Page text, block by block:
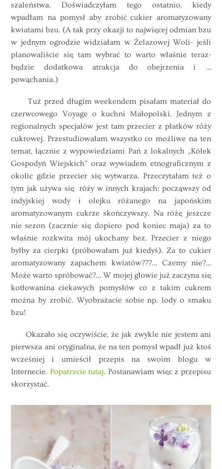
szaleństwa. Doświadczyłam tego ostatnio, kiedy
wpadłam na pomysł aby zrobić cukier aromatyzowany
kwiatami bzu. (A tak przy okazji to najwięcej odmian bzu
w jednym ogrodzie widziałam w Żelazowej Woli- jeśli
planowaliście się tam wybrać to warto właśnie teraz-
będzie dodatkowa atrakcja do obejrzenia i …
powąchania.)
Tuż przed długim weekendem pisałam materiał do
czerwcowego Voyage o kuchni Małopolski. Jednym z
regionalnych specjałów jest tam przecier z płatków róży
cukrowej. Przestudiowałam wszystko co możliwe na ten
temat, łącznie z wypowiedziami Pań z lokalnych „Kółek
Gospodyń Wiejskich” oraz wywiadem etnograficznym z
okolic gdzie przecier się wytwarza. Przeczytałam też o
tym jak używa się róży w innych krajach: począwszy od
indyjskiej wody i olejku różanego na japońskim
aromatyzowanym cukrze skończywszy. Na różę jeszcze
nie sezon (zacznie się dopiero pod koniec maja) za to
właśnie rozkwita mój ukochany bez. Przecier z niego
byłby za cierpki (próbowałam już kiedyś). Za to cukier
aromatyzowany zapachem kwiatów???… Czemy nie?…
Może warto spróbować?… W mojej głowie już zaczyna się
kotłowanina ciekawych pomysłów co z takim cukrem
można by zrobić. Wyobrażacie sobie np. lody o smaku
bzu!
Okazało się oczywiście, że jak zwykle nie jestem ani
pierwsza ani oryginalna, że na ten pomysł wpadł już ktoś
wcześniej i umieścił przepis na swoim blogu w
Internecie. Popatrzcie tutaj. Postanawiam więc z przepisu
skorzystać.